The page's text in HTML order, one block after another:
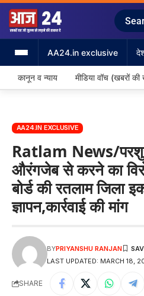
AA24.in exclusive
कानून व न्याय मीडिया वॉच (खबरों
AA24.IN EXCLUSIVE
Ratlam News/
औरंगजेब से करने का
बोर्ड की रतलाम जिला
ज्ञापन,कार्रवाई की मांग
LAST UPDATED: MARCH 18,
BYPRIYANSHU RANJAN
SHARE